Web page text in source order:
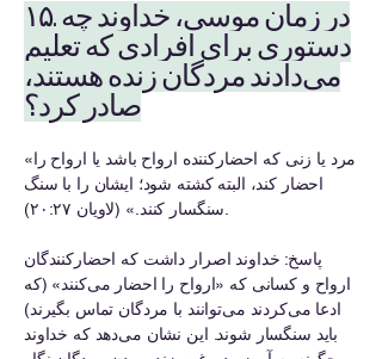
۱۵. در زمان موسی، خداوند چه
دستوری برای افرادی که تعلیم
می‌دادند مردگان زنده هستند،
صادر کرد؟
«مرد یا زنی که احضارکننده ارواح باشد یا ارواح را
احضار کند، البته کشته شود؛ ایشان را با سنگ
پاسخ: خداوند اصرار داشت که احضارکنندگان
ارواح و کسانی که «ارواح را احضار می‌کنند» (که
ادعا می‌کردند می‌توانند با مردگان تماس بگیرند)
باید سنگسار شوند. این نشان می‌دهد که خداوند